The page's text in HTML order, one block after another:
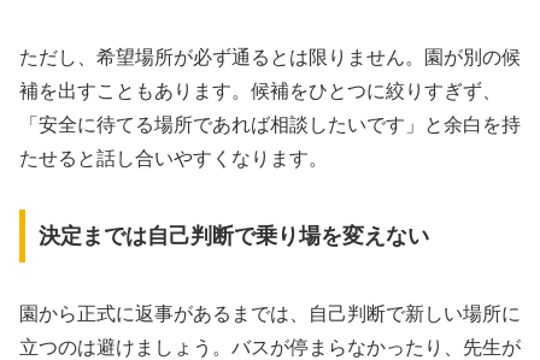
ただし、希望場所が必ず通るとは限りません。園が別の候
補を出すこともあります。候補をひとつに絞りすぎず、
「安全に待てる場所であれば相談したいです」と余白を持
たせると話し合いやすくなります。
決定までは自己判断で乗り場を変えない
園から正式に返事があるまでは、自己判断で新しい場所に
立つのは避けましょう。バスが停まらなかったり、先生が